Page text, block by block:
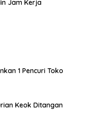
Jam Kerja
1 Pencuri Toko
Keok Ditangan